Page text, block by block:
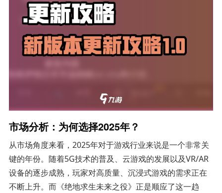
市场分析：为何选择2025年？
从市场角度来看，2025年对于游戏行业来说是一个非常关
键的年份。随着5G技术的普及、云游戏的发展以及VR/AR
设备的逐步成熟，玩家对高质量、沉浸式游戏的需求正在
不断上升。而《绝地求生未来之役》正是顺应了这一趋